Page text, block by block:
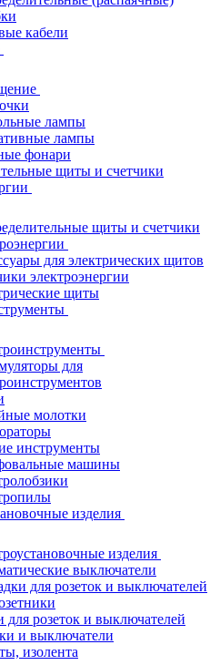
кабели
лампы
лампы
фонари
щиты и счетчики
щиты и счетчики
для электрических щитов
электроэнергии
щиты
для
молотки
инструменты
машины
изделия
изделия
выключатели
для розеток и выключателей
для розеток и выключателей
и выключатели
изолента